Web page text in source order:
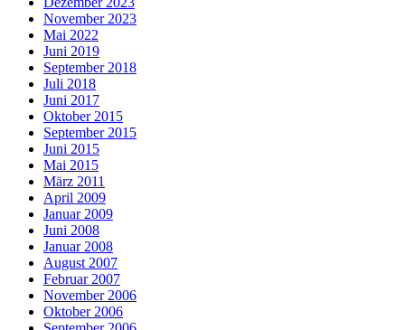
November 2023
Mai 2022
Juni 2019
September 2018
Juli 2018
Juni 2017
Oktober 2015
September 2015
Juni 2015
Mai 2015
März 2011
April 2009
Januar 2009
Juni 2008
Januar 2008
August 2007
Februar 2007
November 2006
Oktober 2006